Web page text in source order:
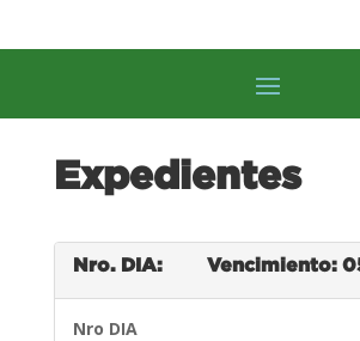
Expedientes
Nro. DIA: Vencimiento:
Nro DIA